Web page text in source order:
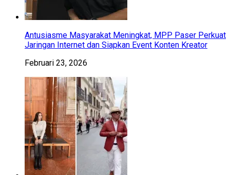
Antusiasme Masyarakat Meningkat, MPP Paser Perkuat
Jaringan Internet dan Siapkan Event Konten Kreator
Februari 23, 2026